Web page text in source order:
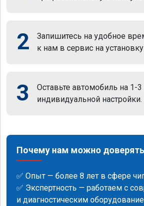
2
Запишитесь на удобное
к нам в сервис на
3
Оставьте автомобиль на 1-3
индивидуальной настройки.
Почему нам можно
✅ Опыт — более 8 лет в сфере
✅ Экспертность — работаем с
и диагностическим